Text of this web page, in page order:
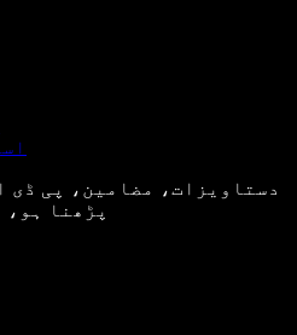
©
دستاویزات، مضامین، پی ڈی
پڑھنا ہو،